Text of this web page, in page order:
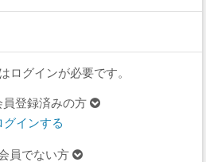
ログインが必要です。
員登録済みの方
グインする
員でない方